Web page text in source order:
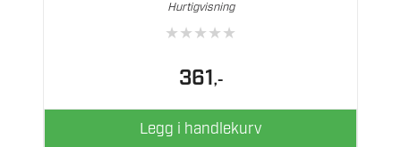
Hurtigvisning
★★★★★
361,-
Legg i handlekurv